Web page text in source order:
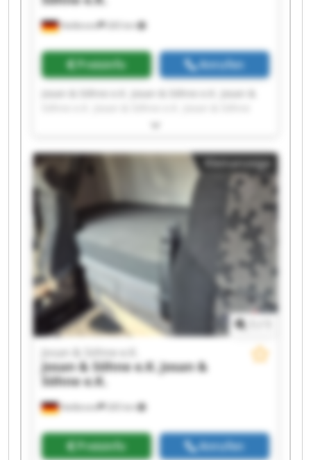
Heilbronn 265 km
Preisinfo Anrufen
Josan & Söhne e.K. Josan & Söhne e.K. Josan &
e.K. Josan & Söhne e.K. Josan & Söhne e.K. Josan
e.K. Josan & Söhne e.K. Josan & Söhne e.K. Josan
& Söhne e.K. Josan & Söhne e.K. Josan & Söhne
e.K. Josan & Söhne e.K. Josan & Söhne e.K. Josan
& Söhne e.K. Josan & Söhne e.K. Josan & Söhne
Kleinanzeige
Heilbronn 265 km
Josan & Söhne e.K.
Josan & Söhne e.K.Josan &
Söhne e.K.
Preisinfo Anrufen